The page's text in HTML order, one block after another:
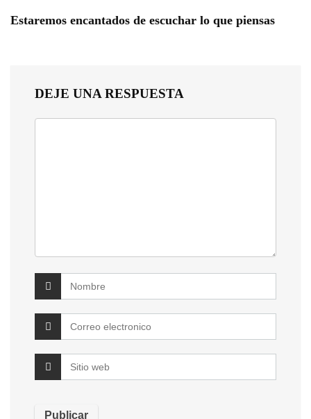
Estaremos encantados de escuchar lo que piensas
DEJE UNA RESPUESTA